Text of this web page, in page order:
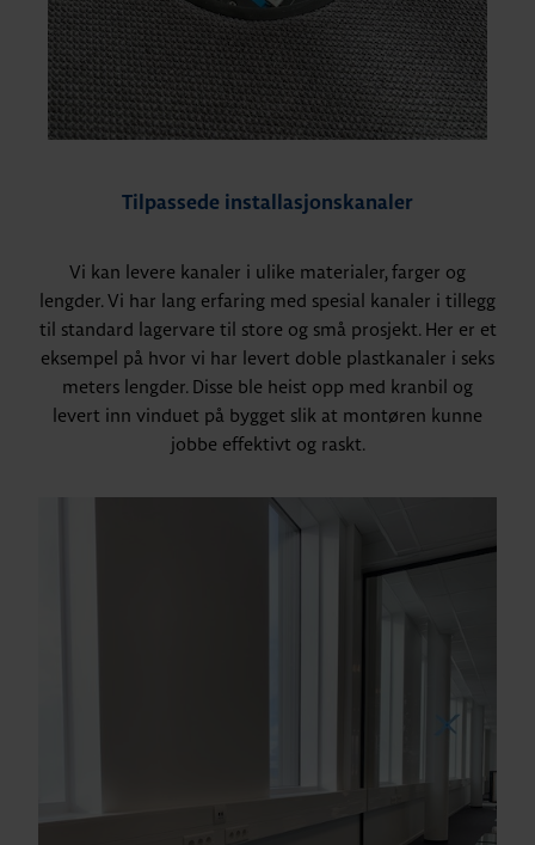
Tilpassede installasjonskanaler
Vi kan levere kanaler i ulike materialer, farger og
lengder. Vi har lang erfaring med spesial kanaler i tillegg
til standard lagervare til store og små prosjekt. Her er et
eksempel på hvor vi har levert doble plastkanaler i seks
meters lengder. Disse ble heist opp med kranbil og
levert inn vinduet på bygget slik at montøren kunne
jobbe effektivt og raskt.